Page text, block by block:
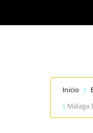
Inicio
Málaga